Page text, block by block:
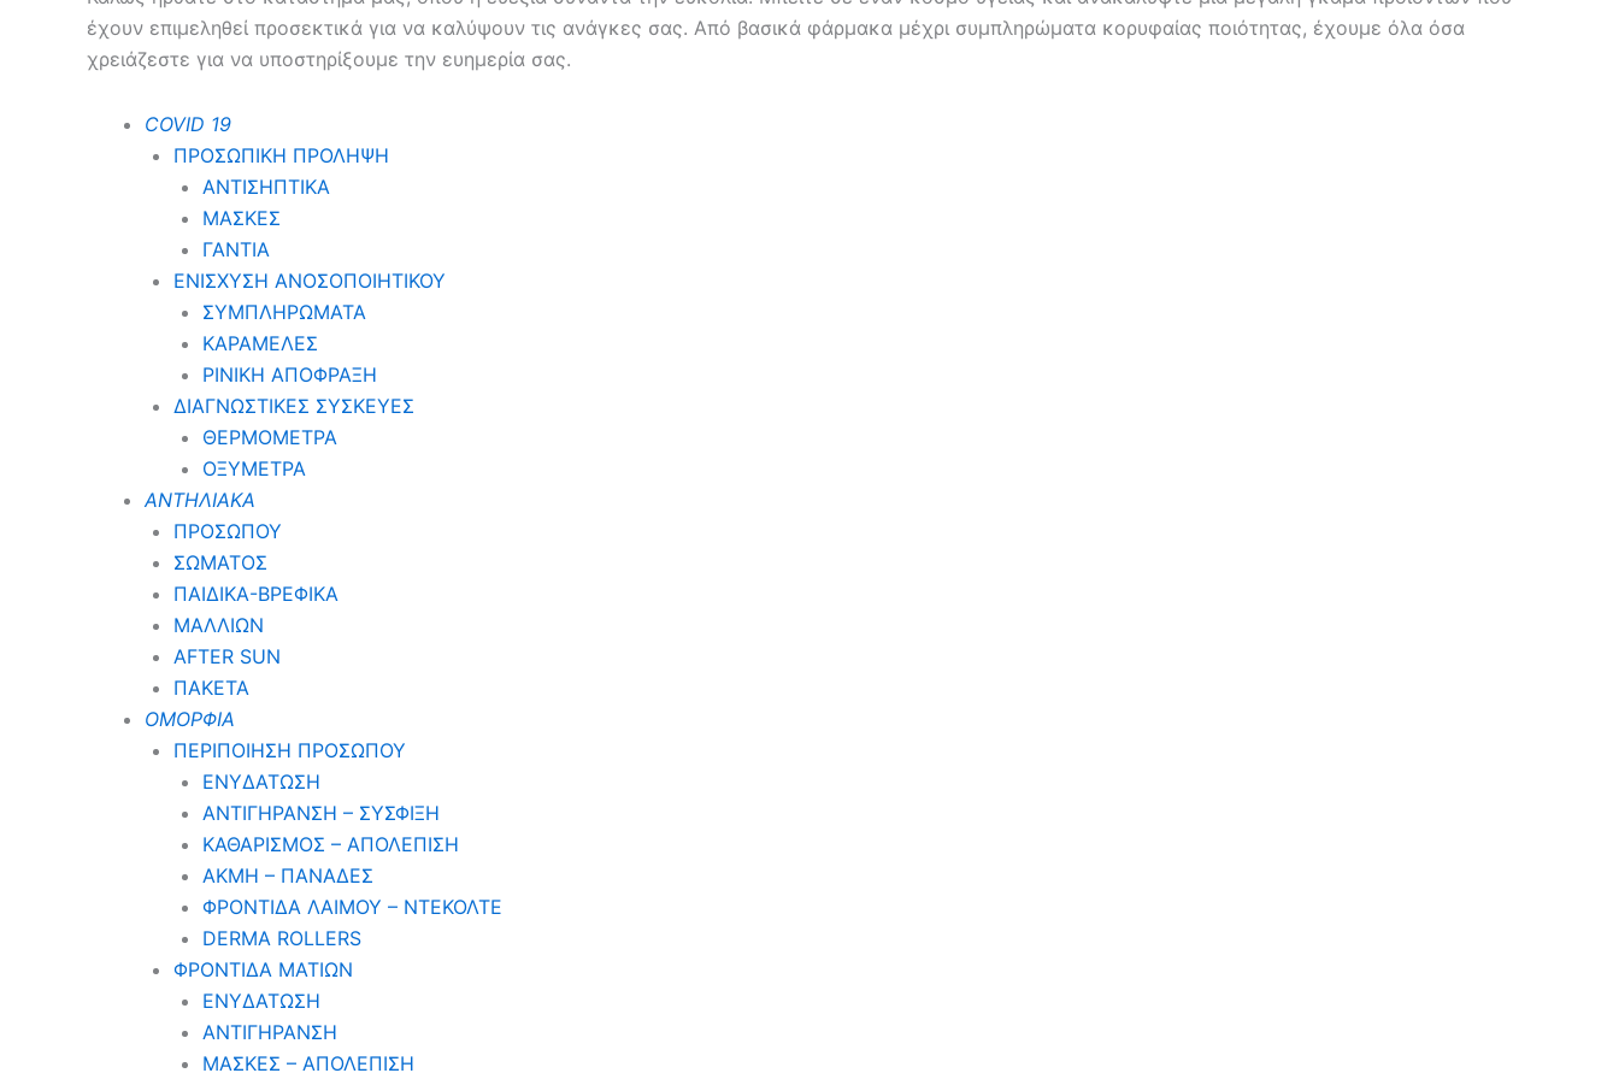
έχουν επιμεληθεί προσεκτικά για να καλύψουν τις ανάγκες σας. Από βασικά φάρμακα μέχρι συμπληρώματα κορυφαίας ποιότητας, έχουμε όλα όσα
χρειάζεστε για να υποστηρίξουμε την ευημερία σας.
COVID 19
ΠΡΟΣΩΠΙΚΗ ΠΡΟΛΗΨΗ
ΑΝΤΙΣΗΠΤΙΚΑ
ΜΑΣΚΕΣ
ΓΑΝΤΙΑ
ΕΝΙΣΧΥΣΗ ΑΝΟΣΟΠΟΙΗΤΙΚΟΥ
ΣΥΜΠΛΗΡΩΜΑΤΑ
ΚΑΡΑΜΕΛΕΣ
ΡΙΝΙΚΗ ΑΠΟΦΡΑΞΗ
ΔΙΑΓΝΩΣΤΙΚΕΣ ΣΥΣΚΕΥΕΣ
ΘΕΡΜΟΜΕΤΡΑ
ΟΞΥΜΕΤΡΑ
ΑΝΤΗΛΙΑΚΑ
ΠΡΟΣΩΠΟΥ
ΣΩΜΑΤΟΣ
ΠΑΙΔΙΚΑ-ΒΡΕΦΙΚΑ
ΜΑΛΛΙΩΝ
AFTER SUN
ΠΑΚΕΤΑ
ΟΜΟΡΦΙΑ
ΠΕΡΙΠΟΙΗΣΗ ΠΡΟΣΩΠΟΥ
ΕΝΥΔΑΤΩΣΗ
ΑΝΤΙΓΗΡΑΝΣΗ – ΣΥΣΦΙΞΗ
ΚΑΘΑΡΙΣΜΟΣ – ΑΠΟΛΕΠΙΣΗ
ΑΚΜΗ – ΠΑΝΑΔΕΣ
ΦΡΟΝΤΙΔΑ ΛΑΙΜΟΥ – ΝΤΕΚΟΛΤΕ
DERMA ROLLERS
ΦΡΟΝΤΙΔΑ ΜΑΤΙΩΝ
ΕΝΥΔΑΤΩΣΗ
ΑΝΤΙΓΗΡΑΝΣΗ
ΜΑΣΚΕΣ – ΑΠΟΛΕΠΙΣΗ